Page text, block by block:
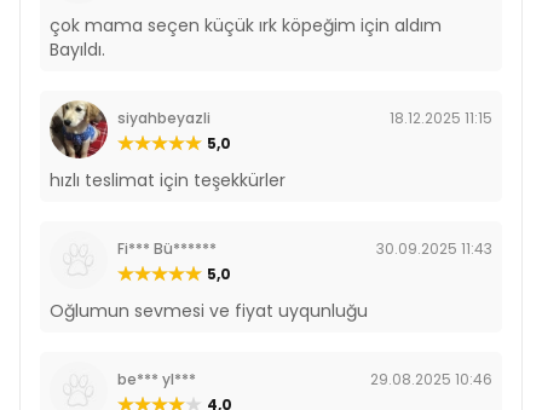
çok mama seçen küçük ırk köpeğim için aldım
Bayıldı.
siyahbeyazli
18.12.2025 11:15
5,0
hızlı teslimat için teşekkürler
Fi*** Bü******
30.09.2025 11:43
5,0
Oğlumun sevmesi ve fiyat uyqunluğu
be*** yl***
29.08.2025 10:46
4,0